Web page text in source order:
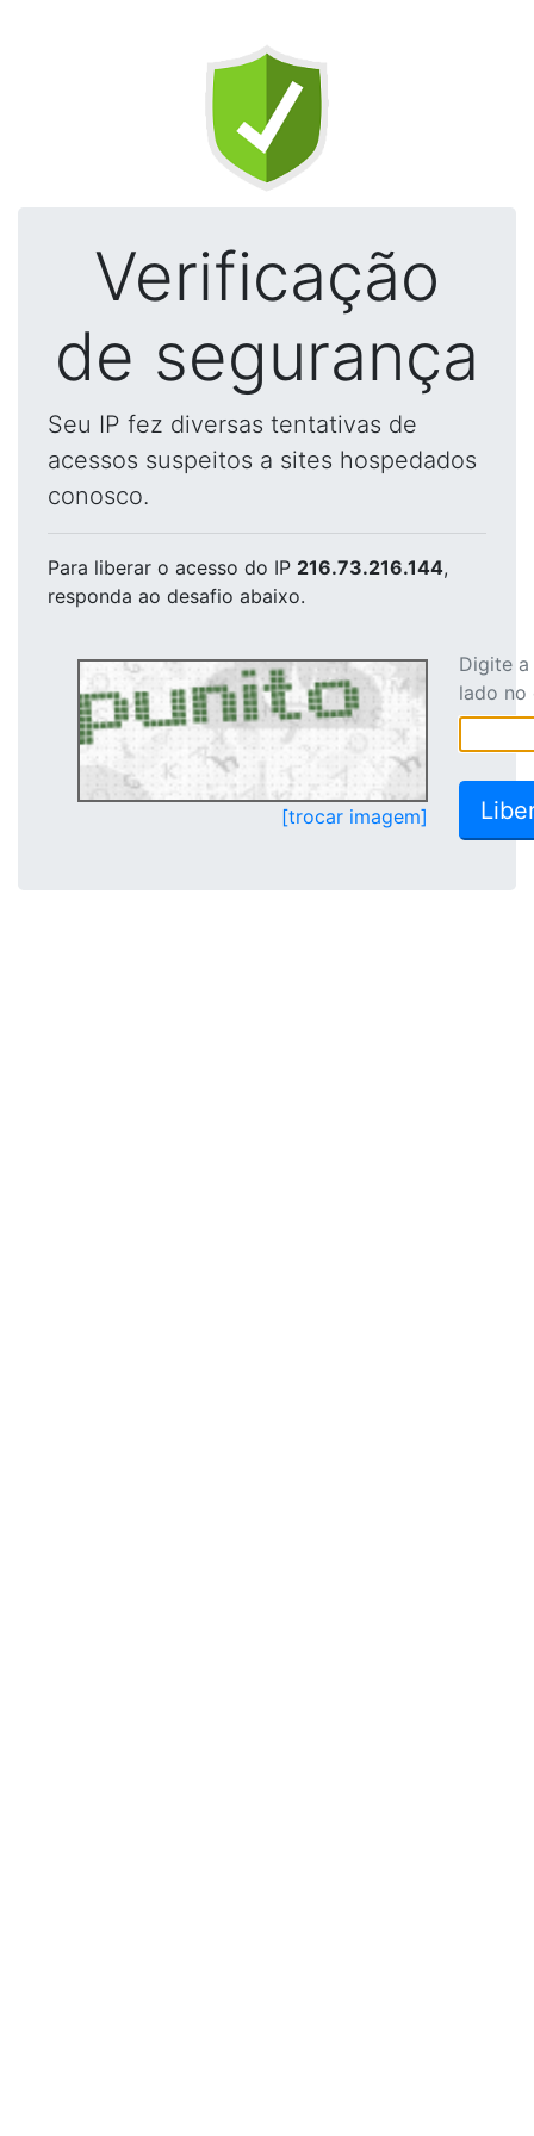
Verificação
de segurança
Seu IP fez diversas tentativas de
acessos suspeitos a sites hospedados
conosco.
Para liberar o acesso do IP 216.73.216.144,
responda ao desafio abaixo.
[trocar imagem]
Digite
lado no